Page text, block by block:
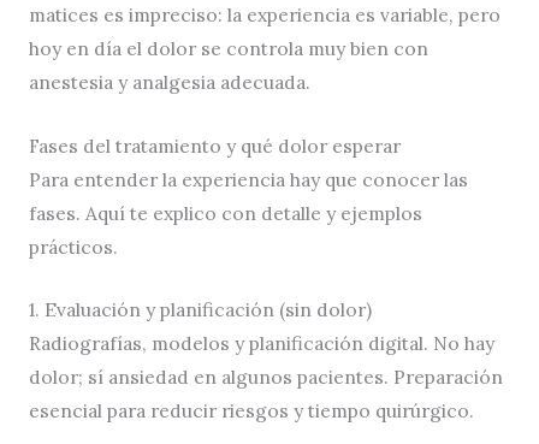
matices es impreciso: la experiencia es variable, pero
hoy en día el dolor se controla muy bien con
anestesia y analgesia adecuada.
Fases del tratamiento y qué dolor esperar
Para entender la experiencia hay que conocer las
fases. Aquí te explico con detalle y ejemplos
prácticos.
1. Evaluación y planificación (sin dolor)
Radiografías, modelos y planificación digital. No hay
dolor; sí ansiedad en algunos pacientes. Preparación
esencial para reducir riesgos y tiempo quirúrgico.